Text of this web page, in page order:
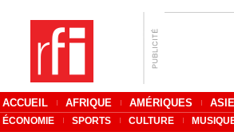
ACCUEIL AFRIQUE AMÉRIQUES ASIE
ÉCONOMIE SPORTS CULTURE